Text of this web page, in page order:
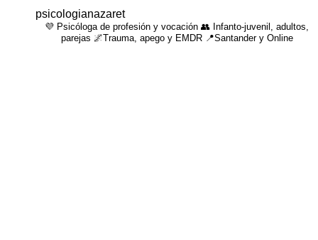
psicologianazaret
💜 Psicóloga de profesión y vocación 👥 Infanto-juvenil, adultos,
parejas 🌌Trauma, apego y EMDR 📍Santander y Online